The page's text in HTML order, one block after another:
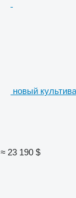
новый
≈ 23 190 $